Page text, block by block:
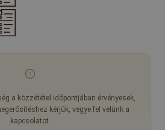
a közzététel időpontjában érvényesek,
kérjük, vegye fel velünk a
kapcsolatot.